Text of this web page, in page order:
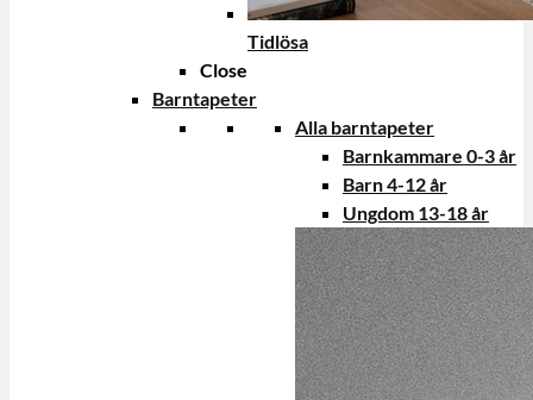
Tidlösa
Close
Barntapeter
Alla barntapeter
Barnkammare 0-3 år
Barn 4-12 år
Ungdom 13-18 år